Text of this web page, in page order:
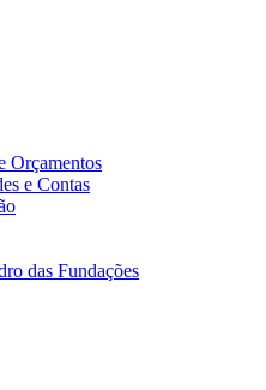
Orçamentos
e Contas
das Fundações